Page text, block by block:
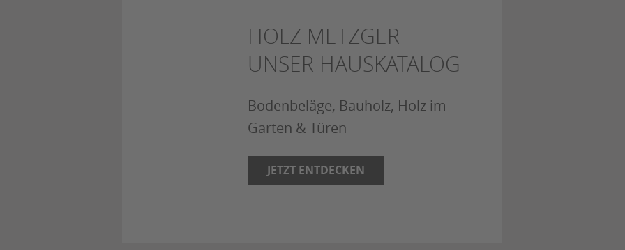
HOLZ METZGER
UNSER HAUSKATALOG
Bodenbeläge, Bauholz, Holz im
Garten & Türen
JETZT ENTDECKEN